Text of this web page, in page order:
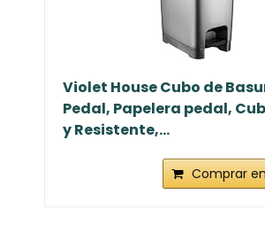
Violet House Cubo de
Pedal, Papelera pedal,
y Resistente,...
Comprar